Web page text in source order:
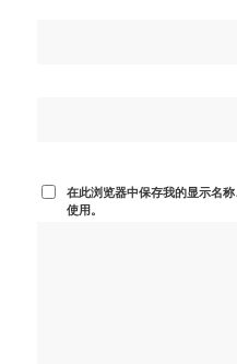
在此浏览器中保存我的显示名
使用。